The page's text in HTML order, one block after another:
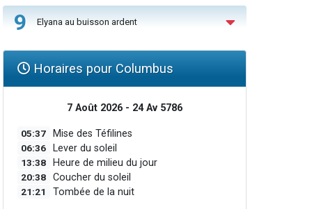
9 Elyana au buisson ardent
Horaires pour Columbus
7 Août 2026 - 24 Av 5786
05:37 Mise des Téfilines
06:36 Lever du soleil
13:38 Heure de milieu du jour
20:38 Coucher du soleil
21:21 Tombée de la nuit